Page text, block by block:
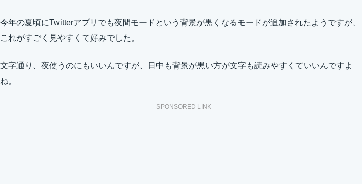
今年の夏頃にTwitterアプリでも夜間モードという背景が黒くなるモードが追加されたようですが、
これがすごく見やすくて好みでした。
文字通り、夜使うのにもいいんですが、日中も背景が黒い方が文字も読みやすくていいんですよ
ね。
SPONSORED LINK